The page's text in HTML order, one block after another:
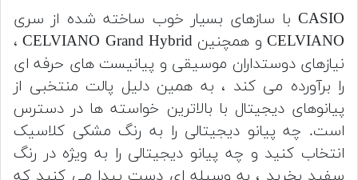
CASIO با سازهای بسیار خوب ساخته شده از سری
CELVIANO و همچنین CELVIANO Grand Hybrid ،
نیازهای دوستداران موسیقی و پیانیست های حرفه ای
را برآورده می کند ، به همین دلیل پالت منتخبی از
پیانوهای دیجیتال با بالاترین خواسته ها در دسترس
است. چه پیانو دیجیتالی را به رنگ مشکی کلاسیک
انتخاب کنید و چه پیانو دیجیتالی را به ویژه در رنگ
سفید بخرید ، به وسیله ای دست پیدا می کنید که